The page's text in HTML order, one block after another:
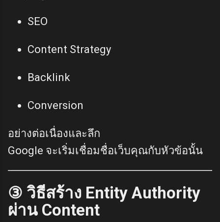
SEO
Content Strategy
Backlink
Conversion
อย่างต่อเนื่องและลึก
Google จะเริ่มเชื่อมชื่อเว็บคุณกับหัวข้อนั้น
③ วิธีสร้าง Entity Authority
ผ่าน Content